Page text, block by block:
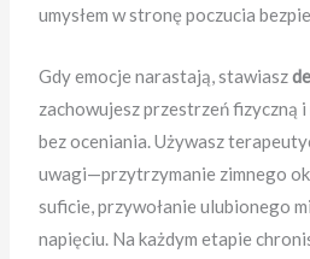
umysłem w stronę poczucia
Gdy emocje narastają, stawiasz
zachowujesz przestrzeń fizyczną
bez oceniania. Używasz
uwagi—przytrzymanie zimnego
suficie, przywołanie ulubionego
napięciu. Na każdym etapie